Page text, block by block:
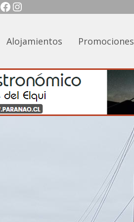
Facebook
Instagram
Alojamientos Promociones